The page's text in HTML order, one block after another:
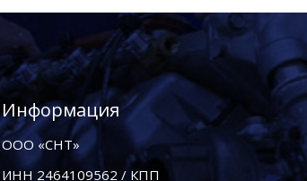
Информация
ООО «СНТ»
ИНН 2464109562 / КПП